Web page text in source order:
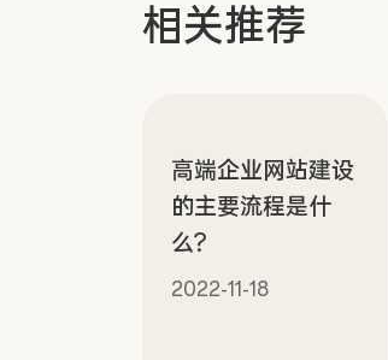
相关推荐
高端企业网站建设
的主要流程是什
么?
2022-11-18